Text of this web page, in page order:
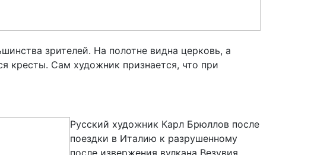
зрителей. На полотне видна церковь, а
кресты. Сам художник признается, что при
Русский художник Карл Брюллов после
поездки в Италию к разрушенному
после извержения вулкана Везувия